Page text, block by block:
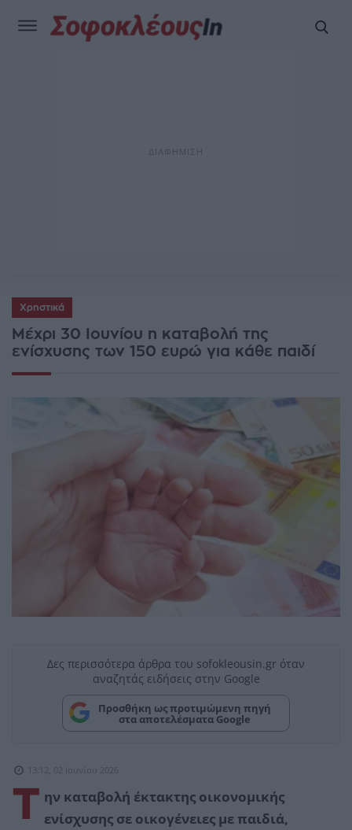
Χρηστικά
Μέχρι 30 Ιουνίου η καταβολή της
ενίσχυσης των 150 ευρώ για κάθε παιδί
Δες περισσότερα άρθρα του sofokleousin.gr όταν
αναζητάς ειδήσεις στην Google
Προσθήκη ως προτιμώμενη πηγή
στα αποτελέσματα Google
13:12, 02 Ιουνίου 2026
Τ ην καταβολή έκτακτης οικονομικής
ενίσχυσης σε οικογένειες με παιδιά,